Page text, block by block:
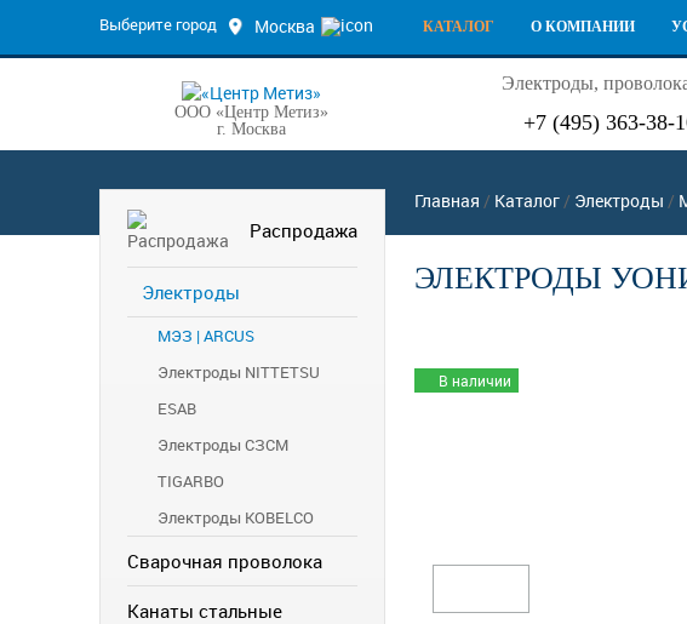
Выберите город Москва КАТАЛОГ О КОМПАНИИ
ООО «Центр Метиз»
г. Москва
Электроды,
+7 (495) 363-38-
Распродажа
Электроды
МЭЗ | ARCUS
Электроды NITTETSU
ESAB
Электроды СЗСМ
TIGARBO
Электроды KOBELCO
Сварочная проволока
Канаты стальные
Главная / Каталог/ Электроды /
ЭЛЕКТРОДЫ
В наличии